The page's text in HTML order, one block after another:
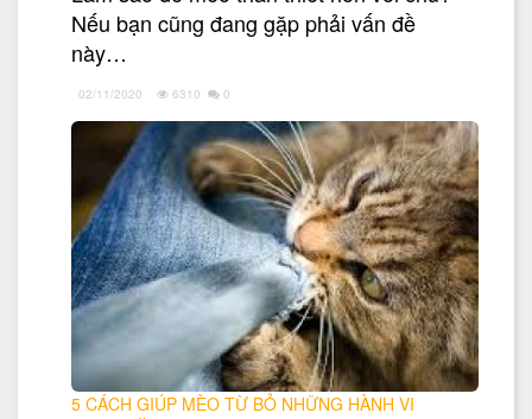
Nếu bạn cũng đang gặp phải vấn đề
này…
02/11/2020 6310 0
5 CÁCH GIÚP MÈO TỪ BỎ NHỮNG HÀNH VI